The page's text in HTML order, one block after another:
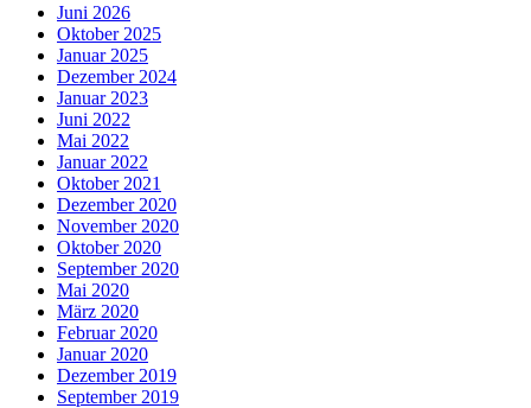
Juni 2026
Oktober 2025
Januar 2025
Dezember 2024
Januar 2023
Juni 2022
Mai 2022
Januar 2022
Oktober 2021
Dezember 2020
November 2020
Oktober 2020
September 2020
Mai 2020
März 2020
Februar 2020
Januar 2020
Dezember 2019
September 2019